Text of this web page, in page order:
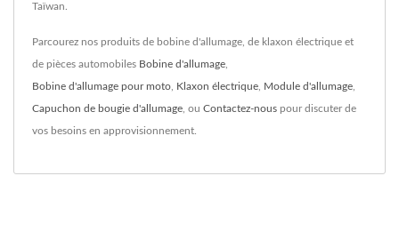
Taïwan.
Parcourez nos produits de bobine d'allumage, de klaxon électrique et
de pièces automobiles Bobine d'allumage
Bobine d'allumage pour moto Klaxon électrique Module d'allumage
Capuchon de bougie d'allumage , ou Contactez-nous pour discuter de
vos besoins en approvisionnement.